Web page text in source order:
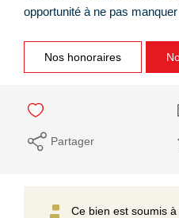
opportunité à ne pas manquer
Nos honoraires
Partager
Ce bien est soumis